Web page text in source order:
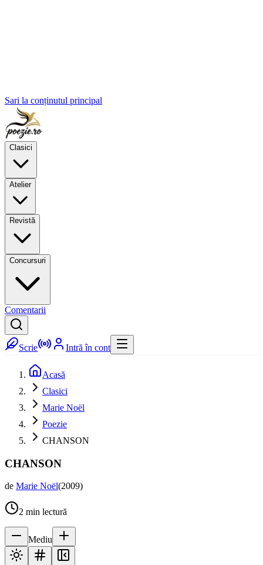
Sari la conținutul principal
Clasici
Atelier
Revistă
Concursuri
Comentarii
Scrie Intră în cont
Acasă
Clasici
Marie Noël
Poezie
CHANSON
CHANSON
de Marie Noël(2009)
2 min lectură
Mediu